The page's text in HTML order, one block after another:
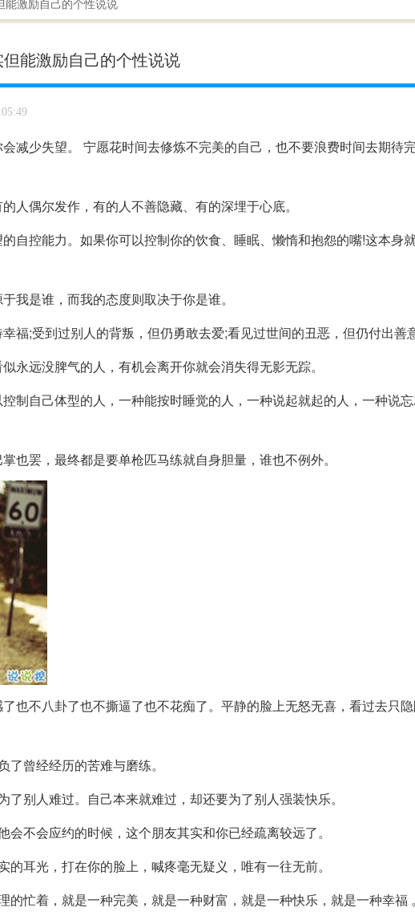
能激励自己的个性说说
减少失望。 宁愿花时间去修炼不完美的自己，也不要浪费时间去期待
人偶尔发作，有的人不善隐藏、有的深埋于心底。
自控能力。如果你可以控制你的饮食、睡眠、懒惰和抱怨的嘴!这本身
我是谁，而我的态度则取决于你是谁。
福;受到过别人的背叛，但仍勇敢去爱;看见过世间的丑恶，但仍付出善意
永远没脾气的人，有机会离开你就会消失得无影无踪。
制自己体型的人，一种能按时睡觉的人，一种说起就起的人，一种说
也罢，最终都是要单枪匹马练就自身胆量，谁也不例外。
也不八卦了也不撕逼了也不花痴了。平静的脸上无怒无喜，看过去只
曾经经历的苦难与磨练。
别人难过。自己本来就难过，却还要为了别人强装快乐。
不会应约的时候，这个朋友其实和你已经疏离较远了。
耳光，打在你的脸上，喊疼毫无疑义，唯有一往无前。
忙着，就是一种完美，就是一种财富，就是一种快乐，就是一种幸福 。